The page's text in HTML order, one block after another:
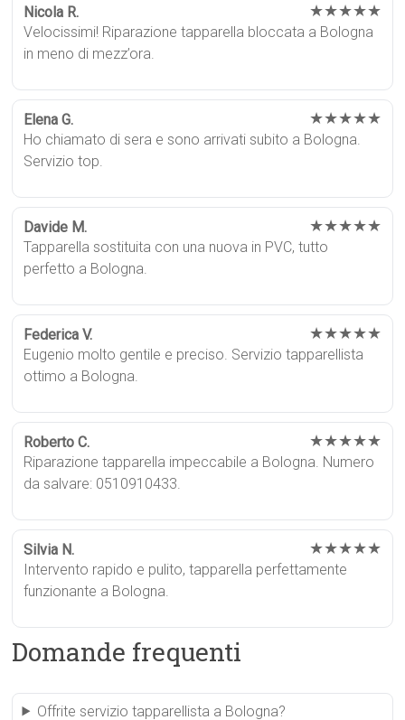
Nicola R. ★★★★★
Velocissimi! Riparazione tapparella bloccata a Bologna
in meno di mezz’ora.
Elena G. ★★★★★
Ho chiamato di sera e sono arrivati subito a Bologna.
Servizio top.
Davide M. ★★★★★
Tapparella sostituita con una nuova in PVC, tutto
perfetto a Bologna.
Federica V. ★★★★★
Eugenio molto gentile e preciso. Servizio tapparellista
ottimo a Bologna.
Roberto C. ★★★★★
Riparazione tapparella impeccabile a Bologna. Numero
da salvare: 0510910433.
Silvia N. ★★★★★
Intervento rapido e pulito, tapparella perfettamente
funzionante a Bologna.
Domande frequenti
Offrite servizio tapparellista a Bologna?